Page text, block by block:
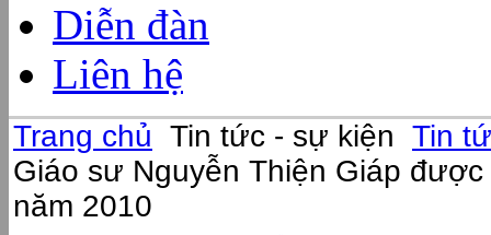
Diễn đàn
Liên hệ
Trang chủ Tin tức - sự kiện Tin
Giáo sư Nguyễn Thiện Giáp
năm 2010